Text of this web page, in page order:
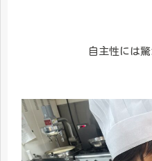
自主性には